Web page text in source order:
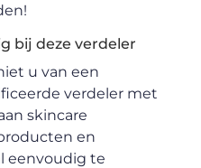
bij deze verdeler
u van een
verdeler met
skincare
en
eenvoudig te